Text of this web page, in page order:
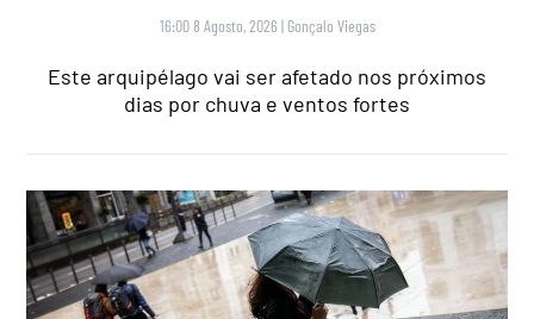
16:00 8 Agosto, 2026 | Gonçalo Viegas
Este arquipélago vai ser afetado nos próximos
dias por chuva e ventos fortes